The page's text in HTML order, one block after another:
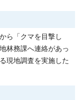
ら「クマを目撃し
林務課へ連絡があっ
現地調査を実施した